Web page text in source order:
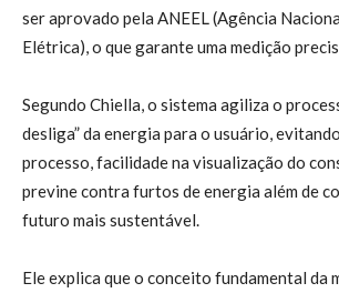
ser aprovado pela ANEEL (Agência
Elétrica), o que garante uma medição
Segundo Chiella, o sistema agiliza o
desliga” da energia para o usuário,
processo, facilidade na visualização do
previne contra furtos de energia além de
futuro mais sustentável.
Ele explica que o conceito fundamental da